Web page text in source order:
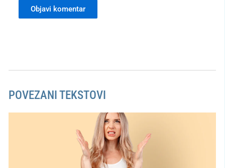
POVEZANI TEKSTOVI